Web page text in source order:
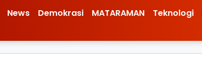
News Demokrasi MATARAMAN Teknologi